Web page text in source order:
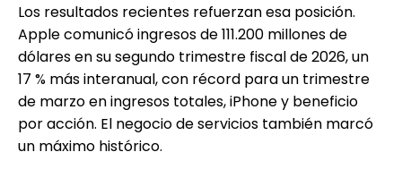
Los resultados recientes refuerzan esa posición.
Apple comunicó ingresos de 111.200 millones de
dólares en su segundo trimestre fiscal de 2026, un
17 % más interanual, con récord para un trimestre
de marzo en ingresos totales, iPhone y beneficio
por acción. El negocio de servicios también marcó
un máximo histórico.